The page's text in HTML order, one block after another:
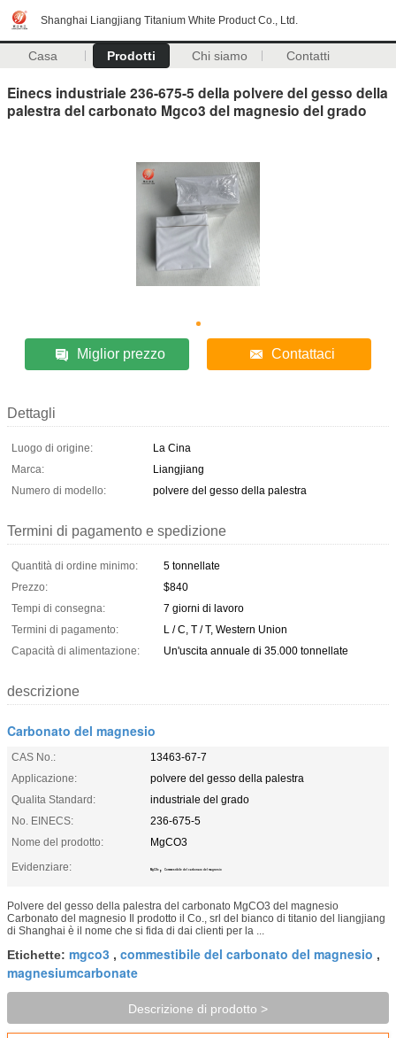
Shanghai Liangjiang Titanium White Product Co., Ltd.
Casa Prodotti Chi siamo Contatti
Einecs industriale 236-675-5 della polvere del gesso della
palestra del carbonato Mgco3 del magnesio del grado
Miglior prezzo Contattaci
Dettagli
Luogo di origine:
La Cina
Marca:
Liangjiang
Numero di modello:
polvere del gesso della palestra
Termini di pagamento e spedizione
Quantità di ordine minimo:
5 tonnellate
Prezzo:
$840
Tempi di consegna:
7 giorni di lavoro
Termini di pagamento:
L / C, T / T, Western Union
Capacità di alimentazione:
Un'uscita annuale di 35.000 tonnellate
descrizione
Carbonato del magnesio
CAS No.:
13463-67-7
Applicazione:
polvere del gesso della palestra
Qualita Standard:
industriale del grado
No. EINECS:
236-675-5
Nome del prodotto:
MgCO3
Evidenziare:
MgCO3 , Commestibile del carbonato del magnesio
Polvere del gesso della palestra del carbonato MgCO3 del magnesio
Carbonato del magnesio Il prodotto il Co., srl del bianco di titanio del liangjiang
di Shanghai è il nome che si fida di dai clienti per la ...
Etichette: mgco3 , commestibile del carbonato del magnesio ,
magnesiumcarbonate
Descrizione di prodotto >